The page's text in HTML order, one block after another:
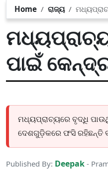
Home ରାଜ୍ୟ
ପାଇଁ
ମଧ୍ୟପ୍ରାଚ୍ୟରେ ବୃଦ୍ଧି
ଦେଶଗୁଡ଼ିକରେ ଫସି ରହିଛନ୍ତି
Published By: Deepak -